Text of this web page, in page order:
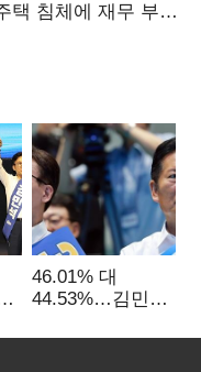
스닥 구하기
택 침체에 재무 부담
46.01% 대
44.53%…김민석·
'초박빙'(종합)